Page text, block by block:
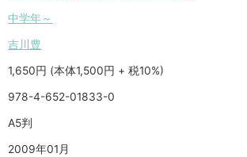
中学年～
吉川豊
1,650円 (本体1,500円 + 税10%)
978-4-652-01833-0
A5判
2009年01月